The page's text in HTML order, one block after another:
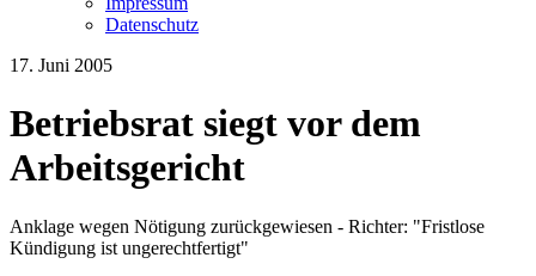
Datenschutz
17. Juni 2005
Betriebsrat siegt vor dem
Arbeitsgericht
Anklage wegen Nötigung zurückgewiesen - Richter: "Fristlose
Kündigung ist ungerechtfertigt"